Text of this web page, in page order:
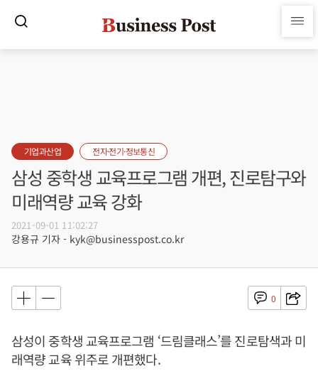
기업과산업 전자·전기·정보통신
삼성 중학생 교육프로그램 개편, 진로탐구와
미래역량 교육 강화
2021-09-01 11:02:27
강용규 기자 - kyk@businesspost.co.kr
0
삼성이 중학생 교육프로그램 ‘드림클래스’를 진로탐색과 미
래역량 교육 위주로 개편했다.